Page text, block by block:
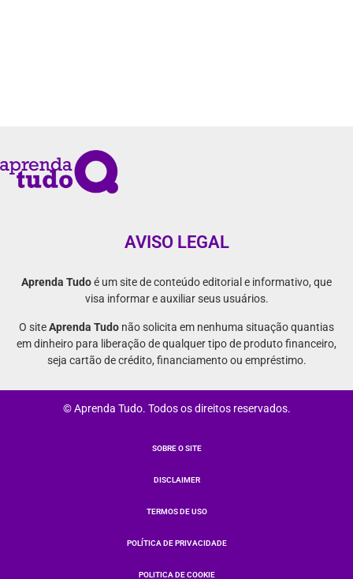
AVISO LEGAL
Aprenda Tudoé um site de conteúdo editorial e informativo, que
visa informar e auxiliar seus usuários.
O siteAprenda Tudo não solicita em nenhuma situação quantias
em dinheiro para liberação de qualquer tipo de produto financeiro,
seja cartão de crédito, financiamento ou empréstimo.
© Aprenda Tudo. Todos os direitos reservados.
SOBRE O SITE
DISCLAIMER
TERMOS DE USO
POLÍTICA DE PRIVACIDADE
POLITICA DE COOKIE